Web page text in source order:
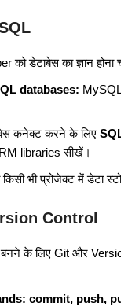
डेटाबेस का ज्ञान होना
databases:
कनेक्ट करने के लिए
libraries सीखें।
किसी भी प्रोजेक्ट में डेटा
Control
के लिए Git और
commit, push,